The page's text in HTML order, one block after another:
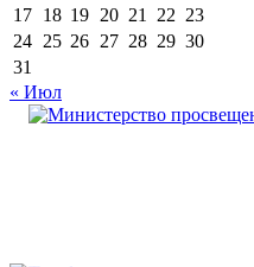
17 18 19 20 21 22 23
24 25 26 27 28 29 30
31
« Июл